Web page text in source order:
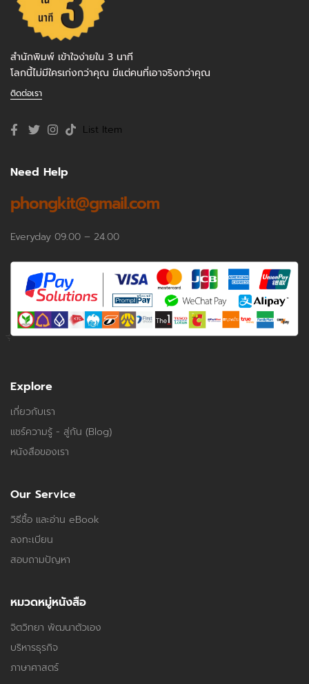
สำนักพิมพ์ เข้าใจง่ายใน 3 นาที
โลกนี้ไม่มีใครเก่งกว่าคุณ มีแต่คนที่เอาจริงกว่าคุณ
ติดต่อเรา
List Item
Need Help
phongkit@gmail.com
Everyday 09.00 – 24.00
Explore
เกี่ยวกับเรา
แชร์ความรู้ - สู่กัน (Blog)
หนังสือของเรา
Our Service
วิธีซื้อ และอ่าน eBook
ลงทะเบียน
สอบถามปัญหา
หมวดหมู่หนังสือ
จิตวิทยา พัฒนาตัวเอง
บริหารธุรกิจ
ภาษาศาสตร์